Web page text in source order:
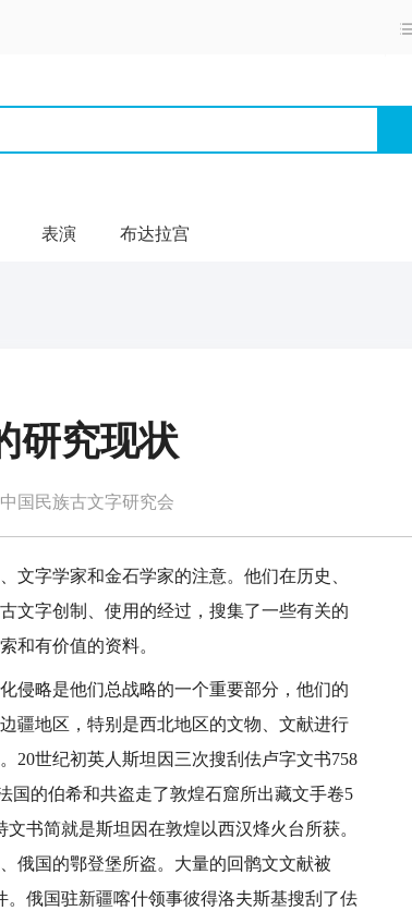
表演 布达拉宫
研究现状
国民族古文字研究会
字学家和金石学家的注意。他们在历史、
文字创制、使用的经过，搜集了一些有关的
和有价值的资料。
略是他们总战略的一个重要部分，他们的
疆地区，特别是西北地区的文物、文献进行
20世纪初英人斯坦因三次搜刮佉卢字文书758
国的伯希和共盗走了敦煌石窟所出藏文手卷5
书简就是斯坦因在敦煌以西汉烽火台所获。
俄国的鄂登堡所盗。大量的回鹘文文献被
俄国驻新疆喀什领事彼得洛夫斯基搜刮了佉